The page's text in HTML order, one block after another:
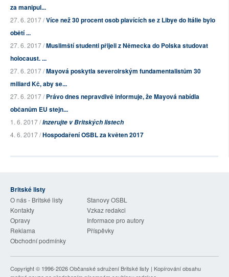
za manipul...
27. 6. 2017 /Více než 30 procent osob plavících se z Libye do Itálie bylo
obětí ...
27. 6. 2017 /Muslimští studenti přijeli z Německa do Polska studovat
holocaust. ...
27. 6. 2017 /Mayová poskytla severoirským fundamentalistům 30
miliard Kč, aby se...
27. 6. 2017 /Právo dnes nepravdivě informuje, že Mayová nabídla
občanům EU stejn...
1. 6. 2017 /Inzerujte v Britských listech
4. 6. 2017 /Hospodaření OSBL za květen 2017
Britské listy
O nás - Britské listy
Stanovy OSBL
Kontakty
Vzkaz redakci
Opravy
Informace pro autory
Reklama
Příspěvky
Obchodní podmínky
Copyright © 1996-2026Občanské sdružení Britské listy | Kopírování obsahu